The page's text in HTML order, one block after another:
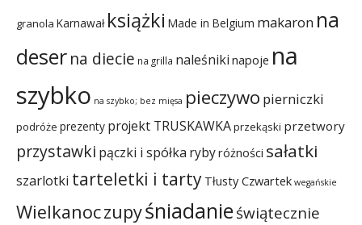
granola Karnawał książki Made in Belgium makaron na
deserna diecie na grilla naleśniki napoje na
szybko na szybko; bez mięsa pieczywo pierniczki
podróże prezenty projekt TRUSKAWKAprzekąski przetwory
przystawki pączki i spółka rybyróżności sałatki
szarlotki tarteletki i tarty Tłusty Czwartek wegańskie
Wielkanoczupyśniadanieświątecznie